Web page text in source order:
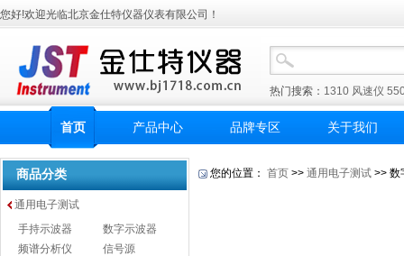
您好!欢迎光临北京金仕特仪器仪表有限公司！
热门搜索： 1310 风速仪
首页 产品中心 品牌专区 关于我们
商品分类
通用电子测试
手持示波器
数字示波器
频谱分析仪
信号源
您的位置： 首页 >> 通用电子测试 >> 数